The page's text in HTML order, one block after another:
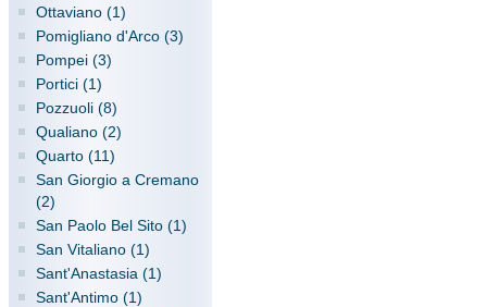
Ottaviano (1)
Pomigliano d'Arco (3)
Pompei (3)
Portici (1)
Pozzuoli (8)
Qualiano (2)
Quarto (11)
San Giorgio a Cremano
(2)
San Paolo Bel Sito (1)
San Vitaliano (1)
Sant'Anastasia (1)
Sant'Antimo (1)